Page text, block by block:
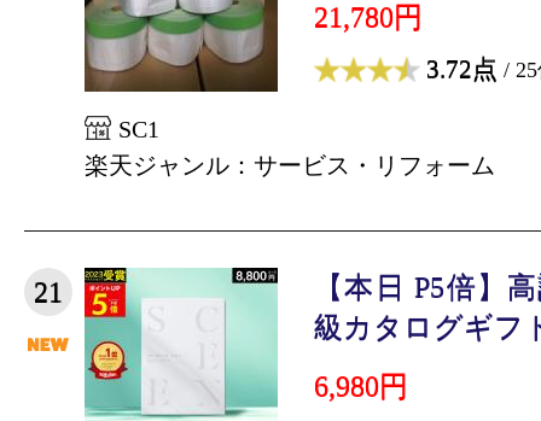
21,780円
3.72点 /
SC1
楽天ジャンル：サービス・リフォーム
21
【本日 P5倍】
級カタログギフ
6,980円